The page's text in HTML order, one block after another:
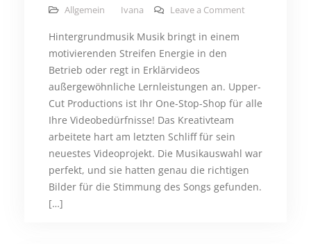
Allgemein
Ivana Leave a Comment
Hintergrundmusik Musik bringt in einem
motivierenden Streifen Energie in den
Betrieb oder regt in Erklärvideos
außergewöhnliche Lernleistungen an. Upper-
Cut Productions ist Ihr One-Stop-Shop für alle
Ihre Videobedürfnisse! Das Kreativteam
arbeitete hart am letzten Schliff für sein
neuestes Videoprojekt. Die Musikauswahl war
perfekt, und sie hatten genau die richtigen
Bilder für die Stimmung des Songs gefunden.
[…]